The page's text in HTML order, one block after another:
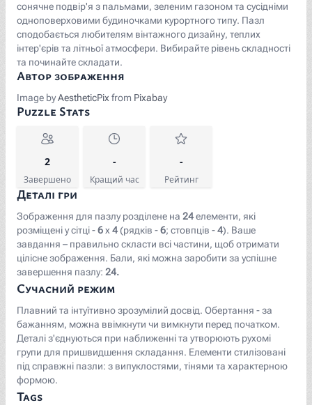
сонячне подвір'я з пальмами, зеленим газоном та сусідніми
одноповерховими будиночками курортного типу. Пазл
сподобається любителям вінтажного дизайну, теплих
інтер'єрів та літньої атмосфери. Вибирайте рівень складності
та починайте складати.
Автор зображення
Image byAestheticPix from Pixabay
Puzzle Stats
2
Завершено
-
Кращий час
-
Рейтинг
Деталі гри
Зображення для пазлу розділене на 24елементи, які
розміщені у сітці -6x 4 (рядків -6; стовпців -4). Ваше
завдання – правильно скласти всі частини, щоб отримати
цілісне зображення. Бали, які можна заробити за успішне
завершення пазлу: 24.
Сучасний режим
Плавний та інтуїтивно зрозумілий досвід. Обертання - за
бажанням, можна ввімкнути чи вимкнути перед початком.
Деталі з'єднуються при наближенні та утворюють рухомі
групи для пришвидшення складання. Елементи стилізовані
під справжні пазли: з випуклостями, тінями та характерною
формою.
Tags